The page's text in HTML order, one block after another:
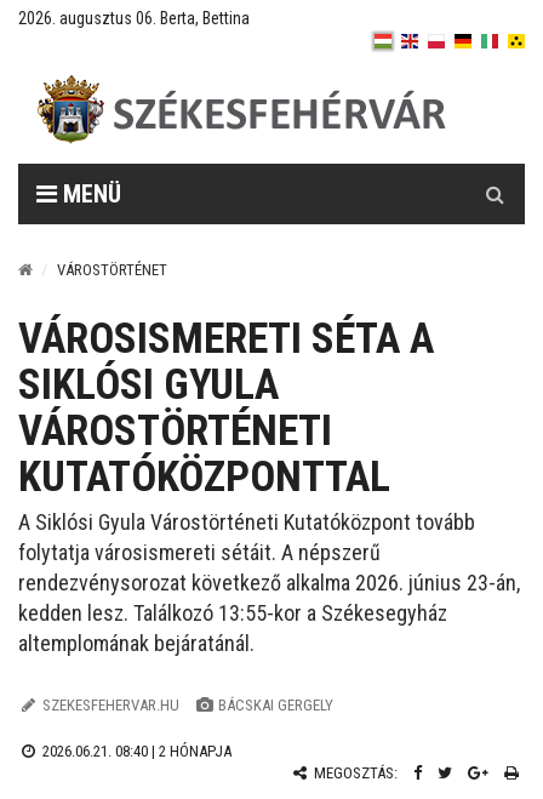
2026. augusztus 06. Berta, Bettina
MENÜ
VÁROSTÖRTÉNET
VÁROSISMERETI SÉTA A
SIKLÓSI GYULA
VÁROSTÖRTÉNETI
KUTATÓKÖZPONTTAL
A Siklósi Gyula Várostörténeti Kutatóközpont tovább
folytatja városismereti sétáit. A népszerű
rendezvénysorozat következő alkalma 2026. június 23-án,
kedden lesz. Találkozó 13:55-kor a Székesegyház
altemplomának bejáratánál.
SZEKESFEHERVAR.HU BÁCSKAI GERGELY
2026.06.21. 08:40 | 2 HÓNAPJA
MEGOSZTÁS: